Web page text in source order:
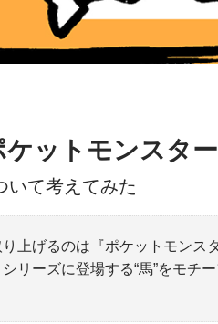
ットモンスター
いて考えてみた
上げるのは『ポケットモンス
リーズに登場する“馬”をモチ